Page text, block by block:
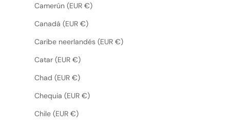
Camerún (EUR €)
Canadá (EUR €)
Caribe neerlandés (EUR €)
Catar (EUR €)
Chad (EUR €)
Chequia (EUR €)
Chile (EUR €)